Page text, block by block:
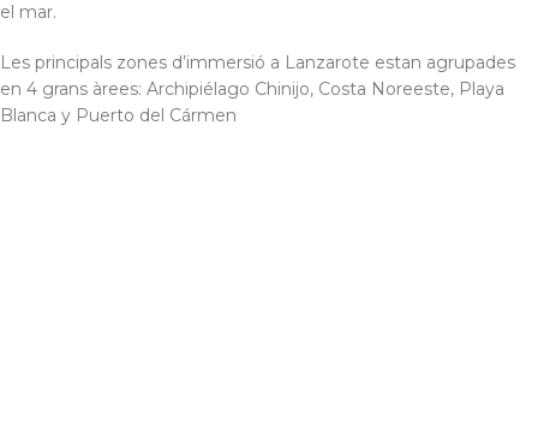
el mar.
Les principals zones d’immersió a Lanzarote estan agrupades
en 4 grans àrees: Archipiélago Chinijo, Costa Noreeste, Playa
Blanca y Puerto del Cármen